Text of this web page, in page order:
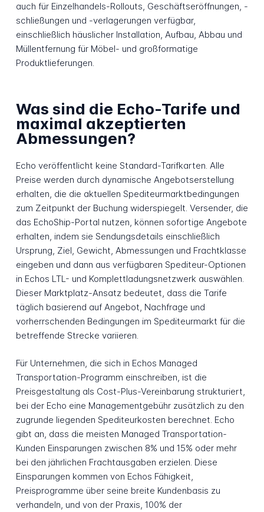
auch für Einzelhandels-Rollouts, Geschäftseröffnungen, -
schließungen und -verlagerungen verfügbar,
einschließlich häuslicher Installation, Aufbau, Abbau und
Müllentfernung für Möbel- und großformatige
Produktlieferungen.
Was sind die Echo-Tarife und
maximal akzeptierten
Abmessungen?
Echo veröffentlicht keine Standard-Tarifkarten. Alle
Preise werden durch dynamische Angebotserstellung
erhalten, die die aktuellen Spediteurmarktbedingungen
zum Zeitpunkt der Buchung widerspiegelt. Versender, die
das EchoShip-Portal nutzen, können sofortige Angebote
erhalten, indem sie Sendungsdetails einschließlich
Ursprung, Ziel, Gewicht, Abmessungen und Frachtklasse
eingeben und dann aus verfügbaren Spediteur-Optionen
in Echos LTL- und Komplettladungsnetzwerk auswählen.
Dieser Marktplatz-Ansatz bedeutet, dass die Tarife
täglich basierend auf Angebot, Nachfrage und
vorherrschenden Bedingungen im Spediteurmarkt für die
betreffende Strecke variieren.
Für Unternehmen, die sich in Echos Managed
Transportation-Programm einschreiben, ist die
Preisgestaltung als Cost-Plus-Vereinbarung strukturiert,
bei der Echo eine Managementgebühr zusätzlich zu den
zugrunde liegenden Spediteurkosten berechnet. Echo
gibt an, dass die meisten Managed Transportation-
Kunden Einsparungen zwischen 8% und 15% oder mehr
bei den jährlichen Frachtausgaben erzielen. Diese
Einsparungen kommen von Echos Fähigkeit,
Preisprogramme über seine breite Kundenbasis zu
verhandeln, und von der Praxis, 100% der